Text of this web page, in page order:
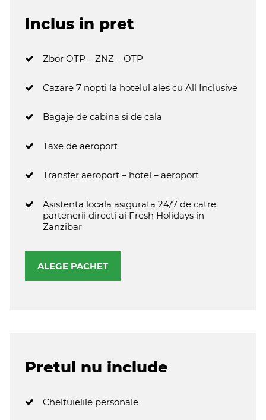
Inclus in pret
Zbor OTP – ZNZ – OTP
Cazare 7 nopti la hotelul ales cu All Inclusive
Bagaje de cabina si de cala
Taxe de aeroport
Transfer aeroport – hotel – aeroport
Asistenta locala asigurata 24/7 de catre
partenerii directi ai Fresh Holidays in
Zanzibar
ALEGE PACHET
Pretul nu include
Cheltuielile personale